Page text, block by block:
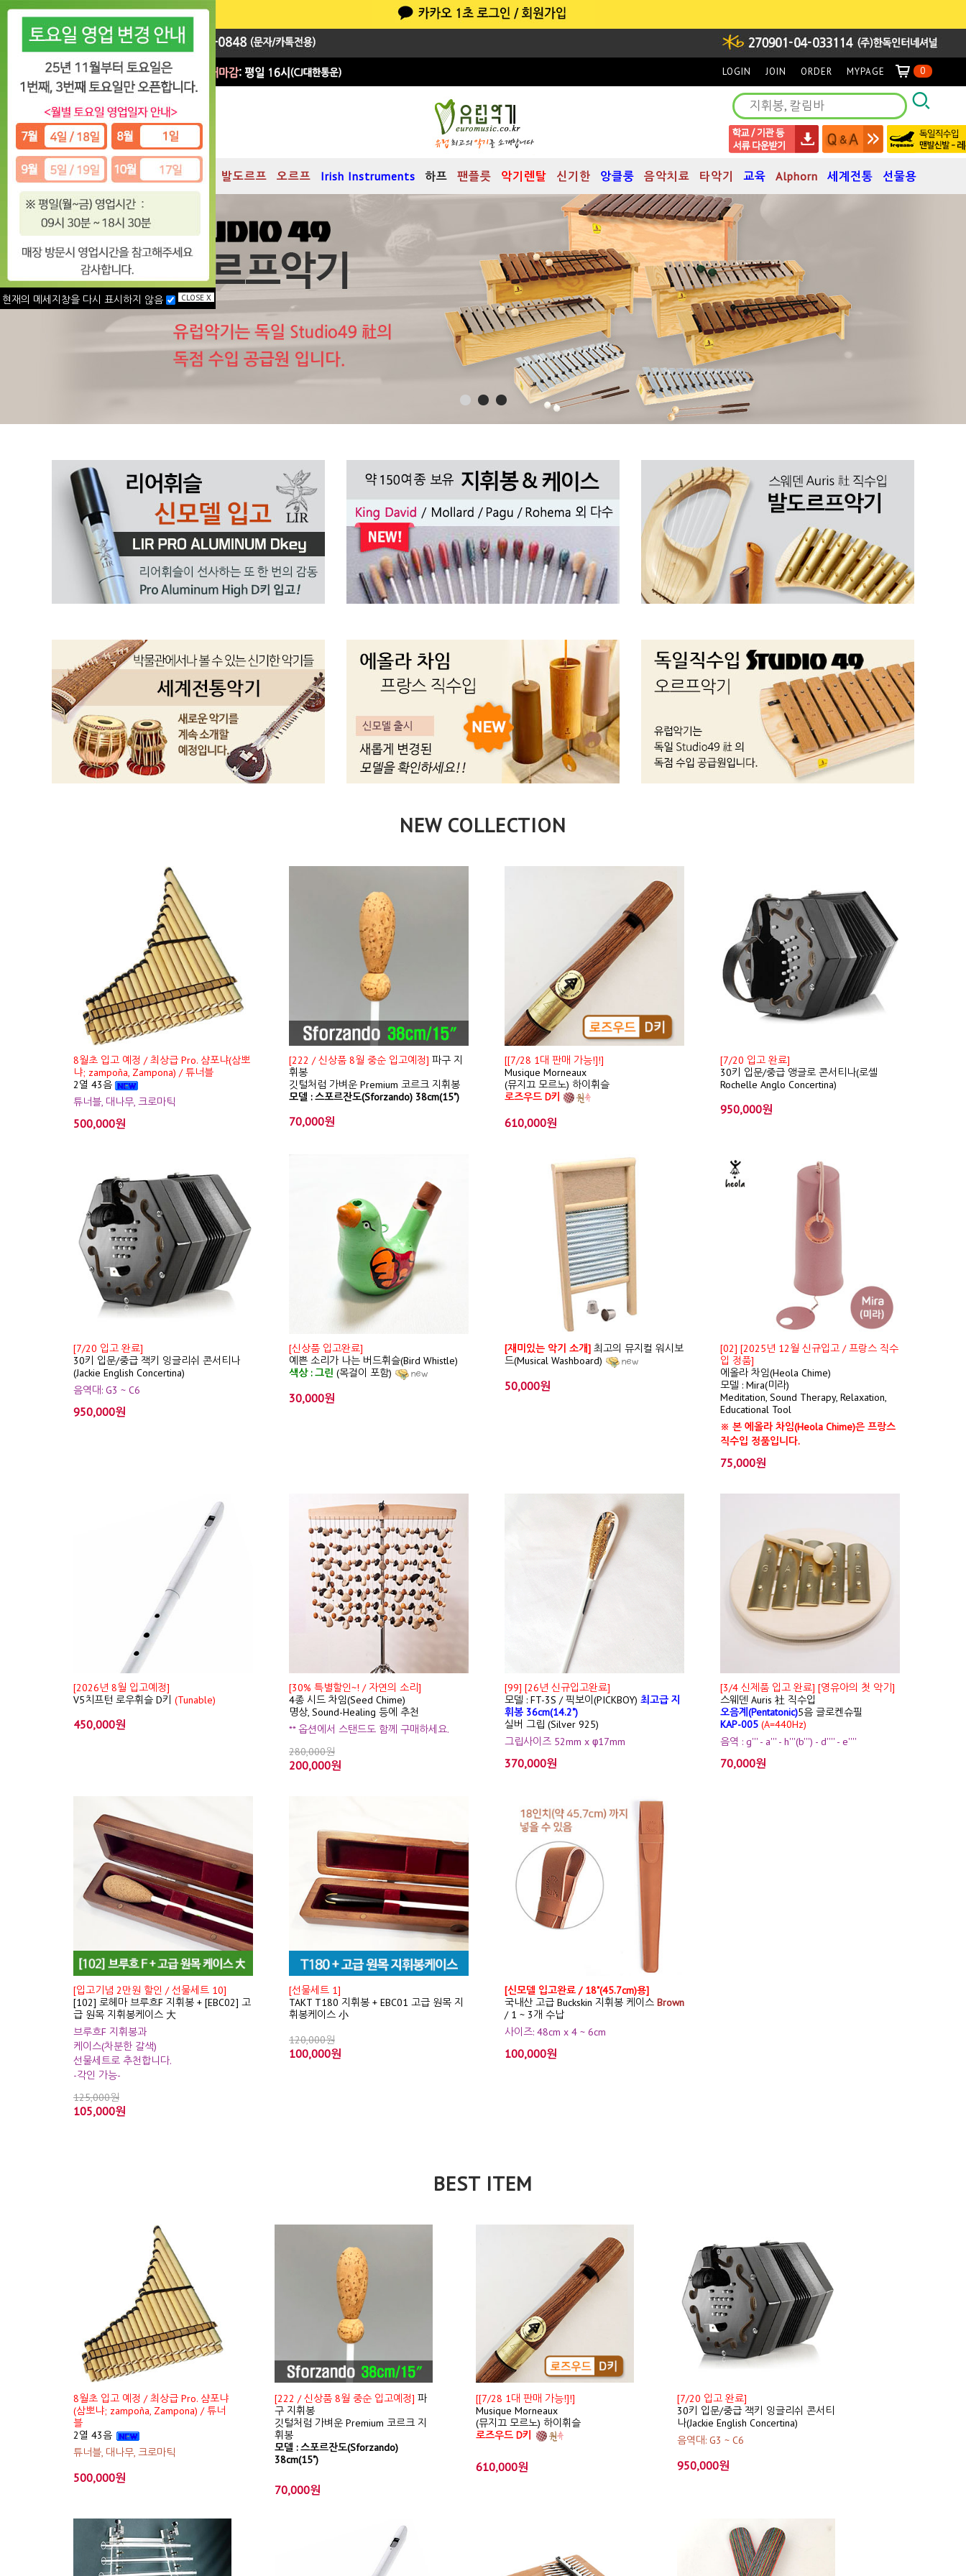
LOGIN JOIN ORDER MYPAGE 0
지휘봉 대박 Sale 차임 발도르프 오르프 Irish Instruments 하프 팬플릇 악기렌탈 신기한 앙클룽 음악치료 타악기 교육 Alphorn 세계전통 선물용
NEW COLLECTION
8월초 입고 예정 / 최상급 Pro. 샴포냐(삼뽀
냐; zampoña, Zampona) / 튜너블
2열 43음
튜너블, 대나무, 크로마틱
500,000원
[222 / 신상품 8월 중순 입고예정] 파구 지
휘봉
깃털처럼 가벼운 Premium 코르크 지휘봉
모델 : 스포르잔도(Sforzando) 38cm(15")
70,000원
[[7/28 1대 판매 가능!]!]
Musique Morneaux
(뮤지끄 모르노) 하이휘슬
로즈우드 D키
610,000원
[7/20 입고 완료]
30키 입문/중급 앵글로 콘서티나(로셸
Rochelle Anglo Concertina)
950,000원
[7/20 입고 완료]
30키 입문/중급 잭키 잉글리쉬 콘서티나
(Jackie English Concertina)
음역대: G3 ~ C6
950,000원
[신상품 입고완료]
예쁜 소리가 나는 버드휘슬(Bird Whistle)
색상 : 그린 (목걸이 포함)
30,000원
[재미있는 악기 소개] 최고의 뮤지컬 워시보
드(Musical Washboard)
50,000원
[02] [2025년 12월 신규입고 / 프랑스 직수
입 정품]
에올라 차임(Heola Chime)
모델 : Mira(미라)
Meditation, Sound Therapy, Relaxation,
Educational Tool
※ 본 에올라 차임(Heola Chime)은 프랑스
직수입 정품입니다.
75,000원
[2026년 8월 입고예정]
V5치프턴 로우휘슬 D키 (Tunable)
450,000원
[30% 특별할인~! / 자연의 소리]
4종 시드 차임(Seed Chime)
명상, Sound-Healing 등에 추천
** 옵션에서 스탠드도 함께 구매하세요.
280,000원
200,000원
[99] [26년 신규입고완료]
모델 : FT-3S / 픽보이(PICKBOY) 최고급 지
휘봉 36cm(14.2")
실버 그립 (Silver 925)
그립사이즈 52mm x φ17mm
370,000원
[3/4 신제품 입고 완료] [영유아의 첫 악기]
스웨덴 Auris 社 직수입
오음계(Pentatonic)5음 글로켄슈필
KAP-005 (A=440Hz)
음역 : g''' - a''' - h'''(b''') - d'''' - e''''
70,000원
[입고기념 2만원 할인 / 선물세트 10]
[102] 로헤마 브루흐F 지휘봉 + [EBC02] 고
급 원목 지휘봉케이스 大
브루흐F 지휘봉과
케이스(차분한 갈색)
선물세트로 추천합니다.
-각인 가능-
125,000원
105,000원
[선물세트 1]
TAKT T180 지휘봉 + EBC01 고급 원목 지
휘봉케이스 小
120,000원
100,000원
[신모델 입고완료 / 18"(45.7cm)용]
국내산 고급 Buckskin 지휘봉 케이스 Brown
/ 1 ~ 3개 수납
사이즈: 48cm x 4 ~ 6cm
100,000원
BEST ITEM
8월초 입고 예정 / 최상급 Pro. 샴포냐
(삼뽀냐; zampoña, Zampona) / 튜너
블
2열 43음
튜너블, 대나무, 크로마틱
500,000원
[222 / 신상품 8월 중순 입고예정] 파
구 지휘봉
깃털처럼 가벼운 Premium 코르크 지
휘봉
모델 : 스포르잔도(Sforzando)
38cm(15")
70,000원
[[7/28 1대 판매 가능!]!]
Musique Morneaux
(뮤지끄 모르노) 하이휘슬
로즈우드 D키
610,000원
[7/20 입고 완료]
30키 입문/중급 잭키 잉글리쉬 콘서티
나(Jackie English Concertina)
음역대: G3 ~ C6
950,000원
현재의 메세지창을 다시 표시하지 않음 CLOSE X